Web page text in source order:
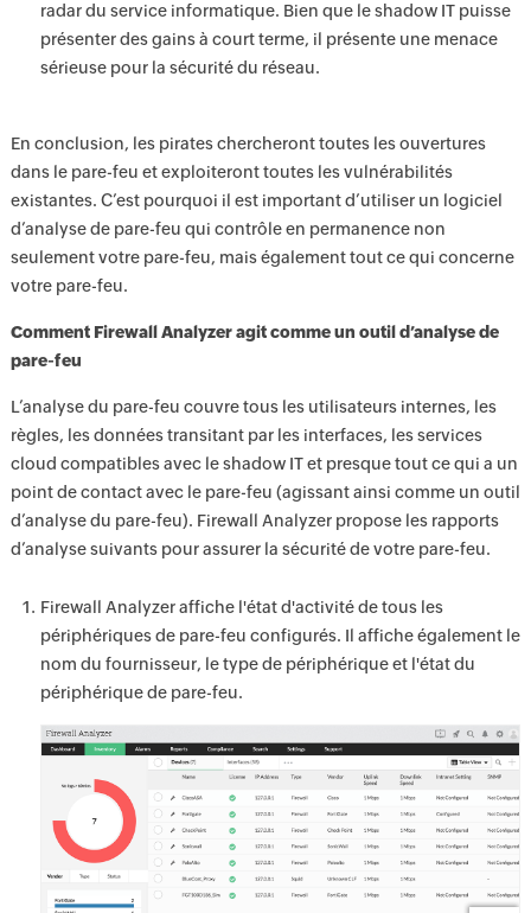
radar du service informatique. Bien que le shadow IT puisse
présenter des gains à court terme, il présente une menace
sérieuse pour la sécurité du réseau.
En conclusion, les pirates chercheront toutes les ouvertures
dans le pare-feu et exploiteront toutes les vulnérabilités
existantes. C’est pourquoi il est important d’utiliser un logiciel
d’analyse de pare-feu qui contrôle en permanence non
seulement votre pare-feu, mais également tout ce qui concerne
votre pare-feu.
Comment Firewall Analyzer agit comme un outil d’analyse de
pare-feu
L’analyse du pare-feu couvre tous les utilisateurs internes, les
règles, les données transitant par les interfaces, les services
cloud compatibles avec le shadow IT et presque tout ce qui a un
point de contact avec le pare-feu (agissant ainsi comme un outil
d’analyse du pare-feu). Firewall Analyzer propose les rapports
d’analyse suivants pour assurer la sécurité de votre pare-feu.
Firewall Analyzer affiche l'état d'activité de tous les
périphériques de pare-feu configurés. Il affiche également le
nom du fournisseur, le type de périphérique et l'état du
périphérique de pare-feu.